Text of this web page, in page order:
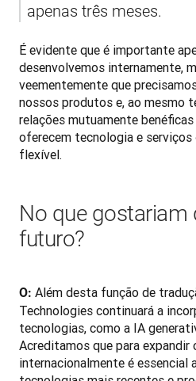
apenas três meses.
É evidente que é importante
desenvolvemos internamente,
veementemente que
nossos produtos e, ao mesmo
relações mutuamente
oferecem tecnologia e serviços
flexível.
No que gostariam
futuro?
O: Além desta função de
Technologies continuará a
tecnologias, como a IA
Acreditamos que para expandir
internacionalmente é essencial